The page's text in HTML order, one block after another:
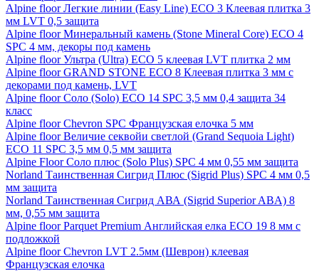
Alpine floor Легкие линии (Easy Line) ECO 3 Клеевая плитка 3
мм LVT 0,5 защита
Alpine floor Минеральный камень (Stone Mineral Core) ECO 4
SPC 4 мм, декоры под камень
Alpine floor Ультра (Ultra) ECO 5 клеевая LVT плитка 2 мм
Alpine floor GRAND STONE ECO 8 Клеевая плитка 3 мм с
декорами под камень, LVT
Alpine floor Соло (Solo) ECO 14 SPC 3,5 мм 0,4 защита 34
класс
Alpine floor Chevron SPC Французская елочка 5 мм
Alpine floor Величие секвойи светлой (Grand Sequoia Light)
ECO 11 SPC 3,5 мм 0,5 мм защита
Alpine Floor Соло плюс (Solo Plus) SPC 4 мм 0,55 мм защита
Norland Таинственная Сигрид Плюс (Sigrid Plus) SPC 4 мм 0,5
мм защита
Norland Таинственная Сигрид АВА (Sigrid Superior ABA) 8
мм, 0,55 мм защита
Alpine floor Parquet Premium Английская елка ECO 19 8 мм с
подложкой
Alpine floor Chevron LVT 2.5мм (Шеврон) клеевая
Французская елочка